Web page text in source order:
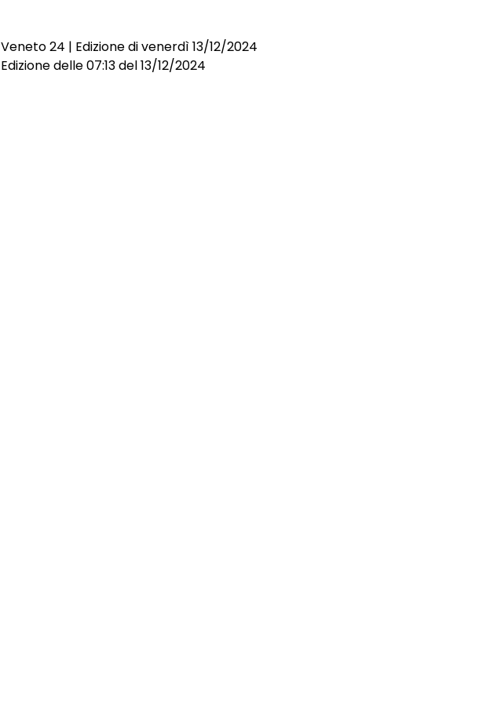
Veneto 24 | Edizione di venerdì 13/12/2024
Edizione delle 07:13 del 13/12/2024